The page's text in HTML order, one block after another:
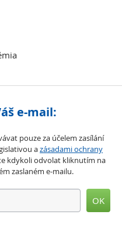
e-mail:
pouze za účelem zasílání
azásadami ochrany
kdykoli odvolat kliknutím na
zaslaném e-mailu.
OK